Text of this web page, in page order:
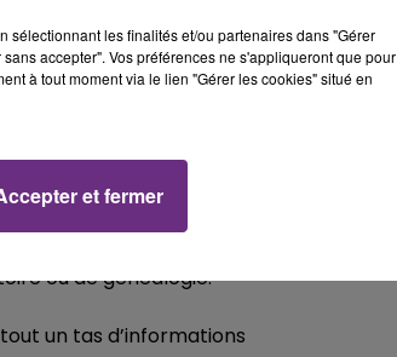
une jeune femme
pour résoudre
ou de généalogie.
un tas d’informations
sélectionnant les finalités et/ou partenaires dans "Gérer
accepter". Vos préférences ne s'appliqueront que pour
à tout moment via le lien "Gérer les cookies" situé en
et fermer